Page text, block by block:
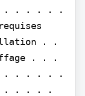
. . . . .
. .
. . .
. . . . .
. . . .